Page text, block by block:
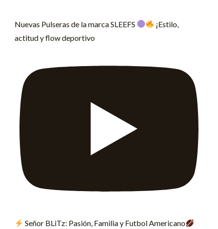
Nuevas Pulseras de la marca SLEEFS
¡Estilo,
actitud y flow deportivo
Señor BLiTz: Pasión, Familia y Futbol Americano